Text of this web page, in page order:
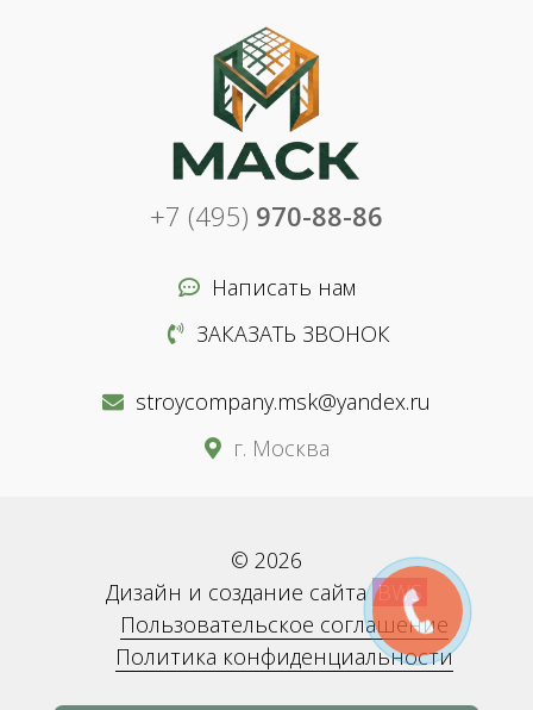
+7 (495) 970-88-86
Написать нам
ЗАКАЗАТЬ ЗВОНОК
stroycompany.msk@yandex.ru
г. Москва
© 2026
Дизайн и создание сайтаBWS
Пользовательское соглашение
Политика конфиденциальности